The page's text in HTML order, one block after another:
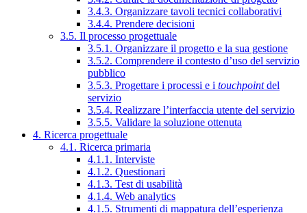
3.4.3. Organizzare tavoli tecnici collaborativi
3.4.4. Prendere decisioni
3.5. Il processo progettuale
3.5.1. Organizzare il progetto e la sua gestione
3.5.2. Comprendere il contesto d’uso del servizio
pubblico
3.5.3. Progettare i processi e i touchpointdel
servizio
3.5.4. Realizzare l’interfaccia utente del servizio
3.5.5. Validare la soluzione ottenuta
4. Ricerca progettuale
4.1. Ricerca primaria
4.1.1. Interviste
4.1.2. Questionari
4.1.3. Test di usabilità
4.1.4. Web analytics
4.1.5. Strumenti di mappatura dell’esperienza